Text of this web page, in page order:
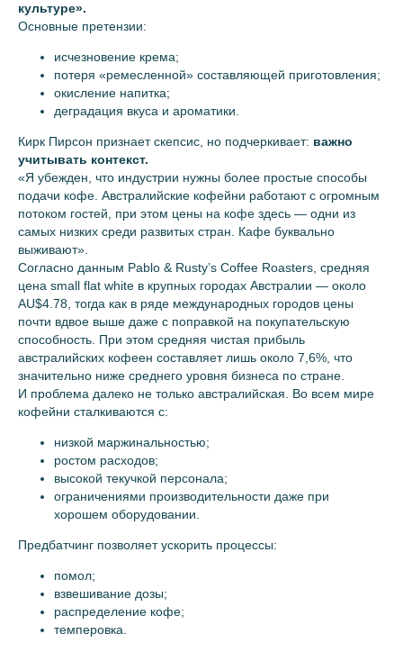
культуре».
Основные претензии:
исчезновение крема;
потеря «ремесленной» составляющей приготовления;
окисление напитка;
деградация вкуса и ароматики.
Кирк Пирсон признает скепсис, но подчеркивает: важно
учитывать контекст.
«Я убежден, что индустрии нужны более простые способы
подачи кофе. Австралийские кофейни работают с огромным
потоком гостей, при этом цены на кофе здесь — одни из
самых низких среди развитых стран. Кафе буквально
выживают».
Согласно данным Pablo & Rusty’s Coffee Roasters, средняя
цена small flat white в крупных городах Австралии — около
AU$4.78, тогда как в ряде международных городов цены
почти вдвое выше даже с поправкой на покупательскую
способность. При этом средняя чистая прибыль
австралийских кофеен составляет лишь около 7,6%, что
значительно ниже среднего уровня бизнеса по стране.
И проблема далеко не только австралийская. Во всем мире
кофейни сталкиваются с:
низкой маржинальностью;
ростом расходов;
высокой текучкой персонала;
ограничениями производительности даже при
хорошем оборудовании.
Предбатчинг позволяет ускорить процессы:
помол;
взвешивание дозы;
распределение кофе;
темперовка.